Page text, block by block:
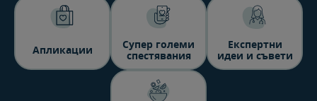
Aпликации
Супер големи
спестявания
Експертни
идеи и съвети